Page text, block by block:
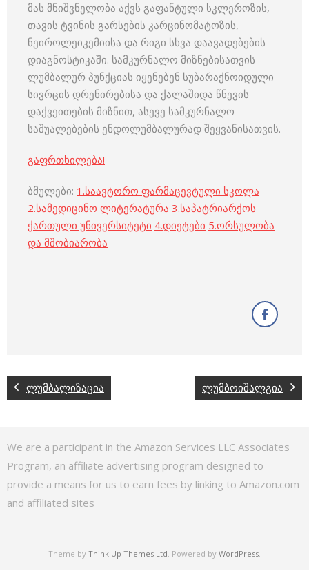
მას მნიშვნელობა აქვს გაფანტული სკლეროზის,
თავის ტვინის გარსების კარცინომატოზის,
ნეიროლეიკემიისა და რიგი სხვა დაავადებების
დიაგნოსტიკაში. სამკურნალო მიზნებისათვის
ლუმბალურ პუნქციას იყენებენ სუბარაქნოიდული
სივრცის დრენირებისა და ქალაშიდა წნევის
დაქვეითების მიზნით, ასევე სამკურნალო
საშუალებების ენდოლუმბალურად შეყვანისათვის.
გაფრთხილება!
ბმულები: 1.საავტორო ფარმაცევტული სკოლა
2.სამედიცინო ლიტერატურა 3.საპატრიარქოს
ქართული უნივერსიტეტი 4.დიეტები 5.ორსულობა
და მშობიარობა
ლუმბალიზაცია ლუმბოიშალგია
We are a participant in the Amazon Services LLC Associates
Program, an affiliate advertising program designed to
provide a means for us to earn fees by linking to Amazon.com
and affiliated sites
Theme by Think Up Themes Ltd. Powered by WordPress.